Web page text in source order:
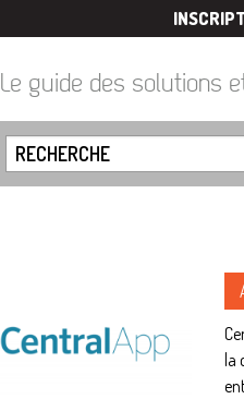
Le guide des solutions
la